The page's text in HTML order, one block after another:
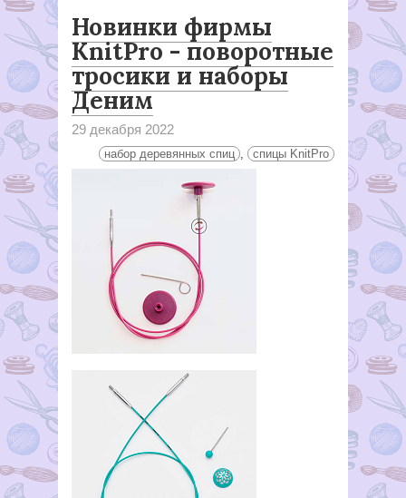
Новинки фирмы
KnitPro - поворотные
тросики и наборы
Деним
29 декабря 2022
набор деревянных спиц спицы KnitPro